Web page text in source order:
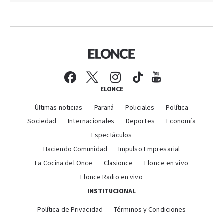
ELONCE
Últimas noticias Paraná Policiales
Política
Sociedad
Internacionales Deportes
Economía
Espectáculos
Haciendo Comunidad
Impulso Empresarial
La Cocina del Once
Clasionce
Elonce en vivo
Elonce Radio en vivo
INSTITUCIONAL
Política de Privacidad
Términos y Condiciones